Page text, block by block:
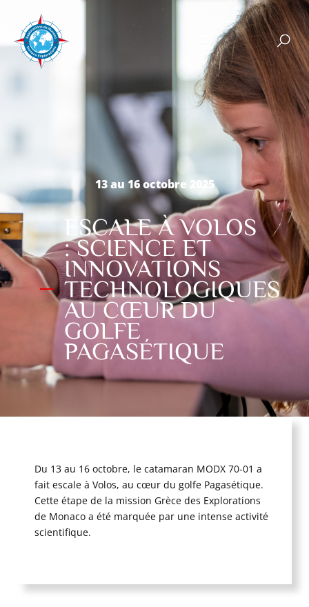
13 au 16 octobre 2025
ESCALE À VOLOS
: SCIENCE ET
INNOVATIONS
TECHNOLOGIQUES
AU CŒUR DU
GOLFE
PAGASÉTIQUE
Du 13 au 16 octobre, le catamaran MODX 70-01 a
fait escale à Volos, au cœur du golfe Pagasétique.
Cette étape de la mission Grèce des Explorations
de Monaco a été marquée par une intense activité
scientifique.